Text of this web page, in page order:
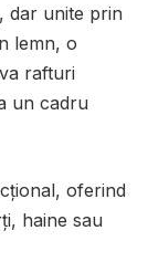
dar unite prin
lemn, o
rafturi
un cadru
oferind
haine sau